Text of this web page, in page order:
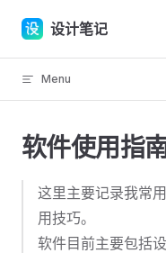
Skip to content
设计笔记
Menu
软件使用指
这里主要记录我常
用技巧。
软件目前主要包括